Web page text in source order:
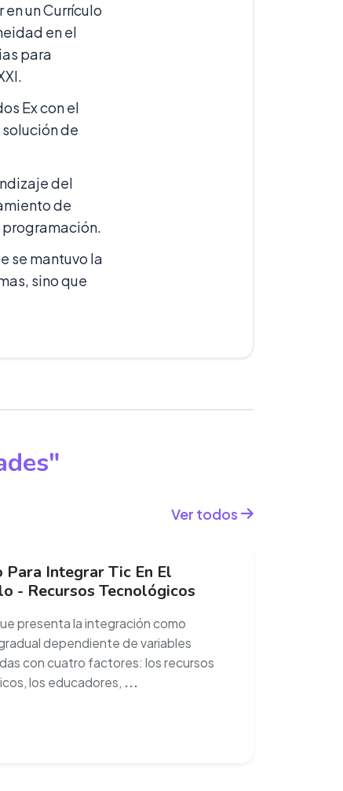
un Currículo
en el
para
Ex con el
de
del
de
programación.
se mantuvo la
sino que
Ver todos
Para Integrar Tic En El
- Recursos Tecnológicos
presenta la integración como
dependiente de variables
con cuatro factores: los recursos
los educadores, ...